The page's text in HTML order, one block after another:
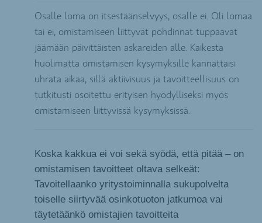
Osalle loma on itsestäänselvyys, osalle ei. Oli lomaa
tai ei, omistamiseen liittyvät pohdinnat tuppaavat
jäämään päivittäisten askareiden alle. Kaikesta
huolimatta omistamisen kysymyksille kannattaisi
uhrata aikaa, sillä aktiivisuus ja tavoitteellisuus on
tutkitusti osoitettu erityisen hyödylliseksi myös
omistamiseen liittyvissä kysymyksissä.
Koska kakkua ei voi sekä syödä, että pitää – on
omistamisen tavoitteet oltava selkeät:
Tavoitellaanko yritystoiminnalla sukupolvelta
toiselle siirtyvää osinkotuoton jatkumoa vai
täytetäänkö omistajien tavoitteita